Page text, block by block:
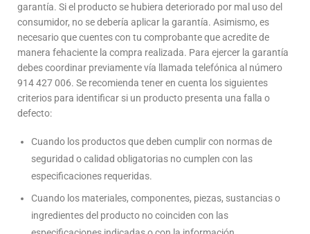
garantía. Si el producto se hubiera deteriorado por mal uso del
consumidor, no se debería aplicar la garantía. Asimismo, es
necesario que cuentes con tu comprobante que acredite de
manera fehaciente la compra realizada. Para ejercer la garantía
debes coordinar previamente vía llamada telefónica al número
914 427 006. Se recomienda tener en cuenta los siguientes
criterios para identificar si un producto presenta una falla o
defecto:
Cuando los productos que deben cumplir con normas de
seguridad o calidad obligatorias no cumplen con las
especificaciones requeridas.
Cuando los materiales, componentes, piezas, sustancias o
ingredientes del producto no coinciden con las